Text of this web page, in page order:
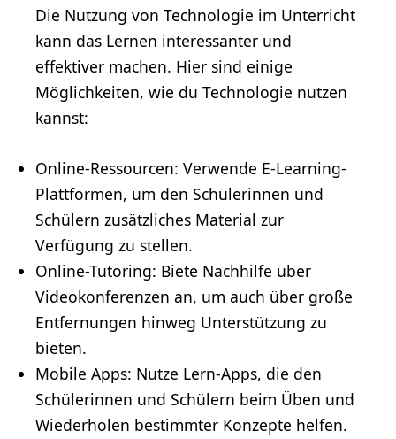
Die Nutzung von Technologie im Unterricht
kann das Lernen interessanter und
effektiver machen. Hier sind einige
Möglichkeiten, wie du Technologie nutzen
kannst:
Online-Ressourcen: Verwende E-Learning-
Plattformen, um den Schülerinnen und
Schülern zusätzliches Material zur
Verfügung zu stellen.
Online-Tutoring: Biete Nachhilfe über
Videokonferenzen an, um auch über große
Entfernungen hinweg Unterstützung zu
bieten.
Mobile Apps: Nutze Lern-Apps, die den
Schülerinnen und Schülern beim Üben und
Wiederholen bestimmter Konzepte helfen.